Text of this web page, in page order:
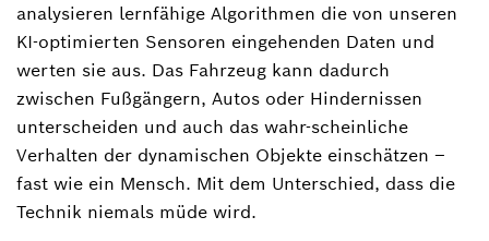
analysieren lernfähige Algorithmen die von unseren
KI-optimierten Sensoren eingehenden Daten und
werten sie aus. Das Fahrzeug kann dadurch
zwischen Fußgängern, Autos oder Hindernissen
unterscheiden und auch das wahr-scheinliche
Verhalten der dynamischen Objekte einschätzen –
fast wie ein Mensch. Mit dem Unterschied, dass die
Technik niemals müde wird.